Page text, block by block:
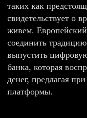
таких как
свидетельствует о
живем.
соединить
выпустить
банка, которая
денег, предлагая
платформы.